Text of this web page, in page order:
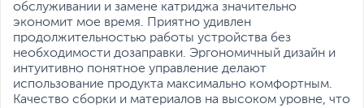
Типы бумаги:
Red Label Superior 80 г/
м2 (WOP111)
Офисная цветная бумага
Canon Oce 80 г/м²
(SAT213)
обслуживании и замене катриджа значительно
экономит мое время. Приятно удивлен
продолжительностью работы устройства без
необходимости дозаправки. Эргономичный дизайн и
интуитивно понятное управление делают
использование продукта максимально комфортным.
Качество сборки и материалов на высоком уровне, что